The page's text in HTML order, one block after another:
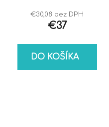
€30,08 bez DPH
€37
DO KOŠÍKA